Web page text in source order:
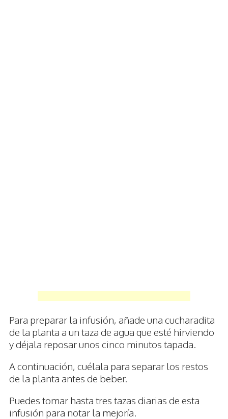
Para preparar la infusión, añade una cucharadita
de la planta a un taza de agua que esté hirviendo
y déjala reposar unos cinco minutos tapada.
A continuación, cuélala para separar los restos
de la planta antes de beber.
Puedes tomar hasta tres tazas diarias de esta
infusión para notar la mejoría.